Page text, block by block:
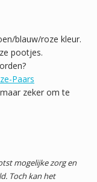
blauw/roze kleur.
pootjes.
Paars
zeker om te
mogelijke zorg en
Toch kan het